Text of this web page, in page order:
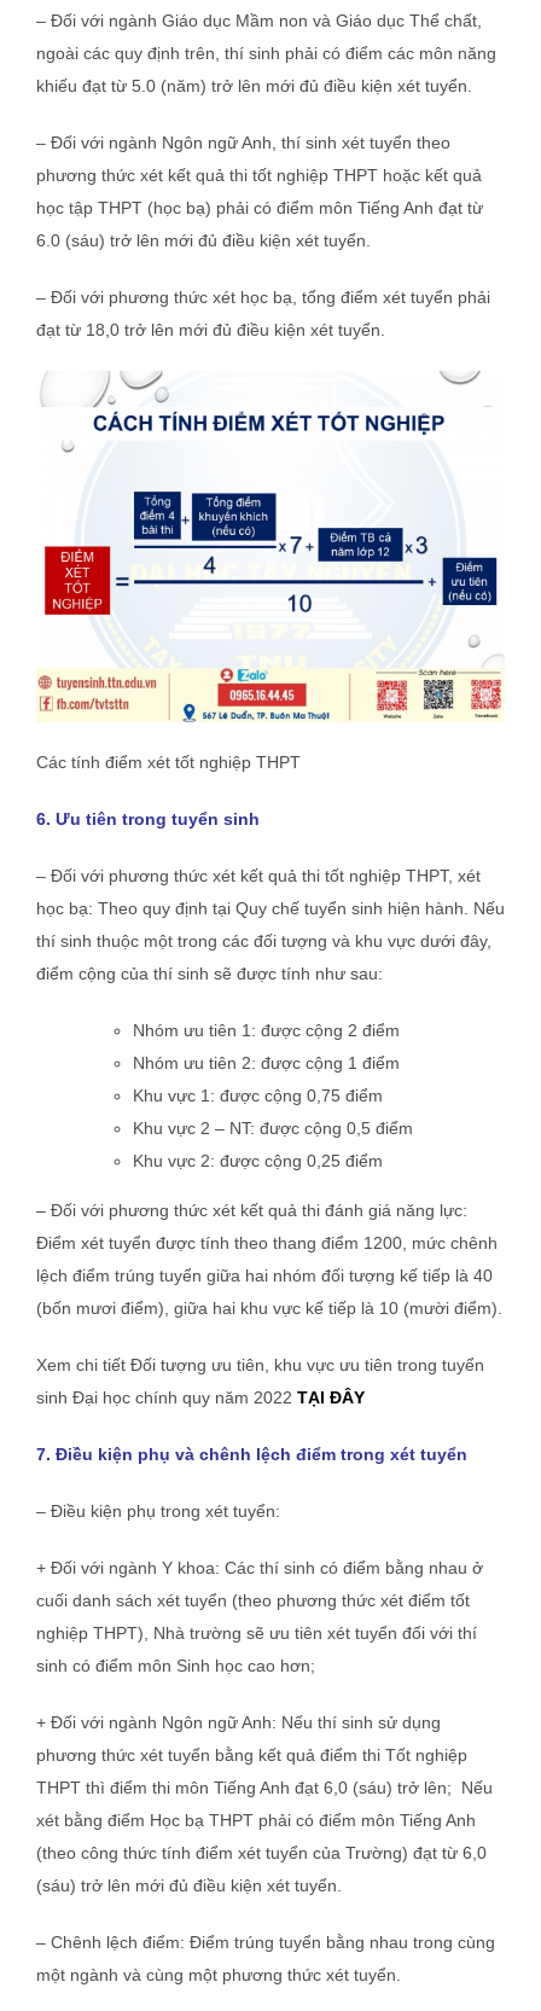
– Đối với ngành Giáo dục Mầm non và Giáo dục Thể chất,
ngoài các quy định trên, thí sinh phải có điểm các môn năng
khiếu đạt từ 5.0 (năm) trở lên mới đủ điều kiện xét tuyển.
– Đối với ngành Ngôn ngữ Anh, thí sinh xét tuyển theo
phương thức xét kết quả thi tốt nghiệp THPT hoặc kết quả
học tập THPT (học bạ) phải có điểm môn Tiếng Anh đạt từ
6.0 (sáu) trở lên mới đủ điều kiện xét tuyển.
– Đối với phương thức xét học bạ, tổng điểm xét tuyển phải
đạt từ 18,0 trở lên mới đủ điều kiện xét tuyển.
Các tính điểm xét tốt nghiệp THPT
6. Ưu tiên trong tuyển sinh
– Đối với phương thức xét kết quả thi tốt nghiệp THPT, xét
học bạ: Theo quy định tại Quy chế tuyển sinh hiện hành. Nếu
thí sinh thuộc một trong các đối tượng và khu vực dưới đây,
điểm cộng của thí sinh sẽ được tính như sau:
Nhóm ưu tiên 1: được cộng 2 điểm
Nhóm ưu tiên 2: được cộng 1 điểm
Khu vực 1: được cộng 0,75 điểm
Khu vực 2 – NT: được cộng 0,5 điểm
Khu vực 2: được cộng 0,25 điểm
– Đối với phương thức xét kết quả thi đánh giá năng lực:
Điểm xét tuyển được tính theo thang điểm 1200, mức chênh
lệch điểm trúng tuyển giữa hai nhóm đối tượng kế tiếp là 40
(bốn mươi điểm), giữa hai khu vực kế tiếp là 10 (mười điểm).
Xem chi tiết Đối tượng ưu tiên, khu vực ưu tiên trong tuyển
sinh Đại học chính quy năm 2022 TẠI ĐÂY
7. Điều kiện phụ và chênh lệch điểm trong xét tuyển
– Điều kiện phụ trong xét tuyển:
+ Đối với ngành Y khoa: Các thí sinh có điểm bằng nhau ở
cuối danh sách xét tuyển (theo phương thức xét điểm tốt
nghiệp THPT), Nhà trường sẽ ưu tiên xét tuyển đối với thí
sinh có điểm môn Sinh học cao hơn;
+ Đối với ngành Ngôn ngữ Anh: Nếu thí sinh sử dụng
phương thức xét tuyển bằng kết quả điểm thi Tốt nghiệp
THPT thì điểm thi môn Tiếng Anh đạt 6,0 (sáu) trở lên; Nếu
xét bằng điểm Học bạ THPT phải có điểm môn Tiếng Anh
(theo công thức tính điểm xét tuyển của Trường) đạt từ 6,0
(sáu) trở lên mới đủ điều kiện xét tuyển.
– Chênh lệch điểm: Điểm trúng tuyển bằng nhau trong cùng
một ngành và cùng một phương thức xét tuyển.